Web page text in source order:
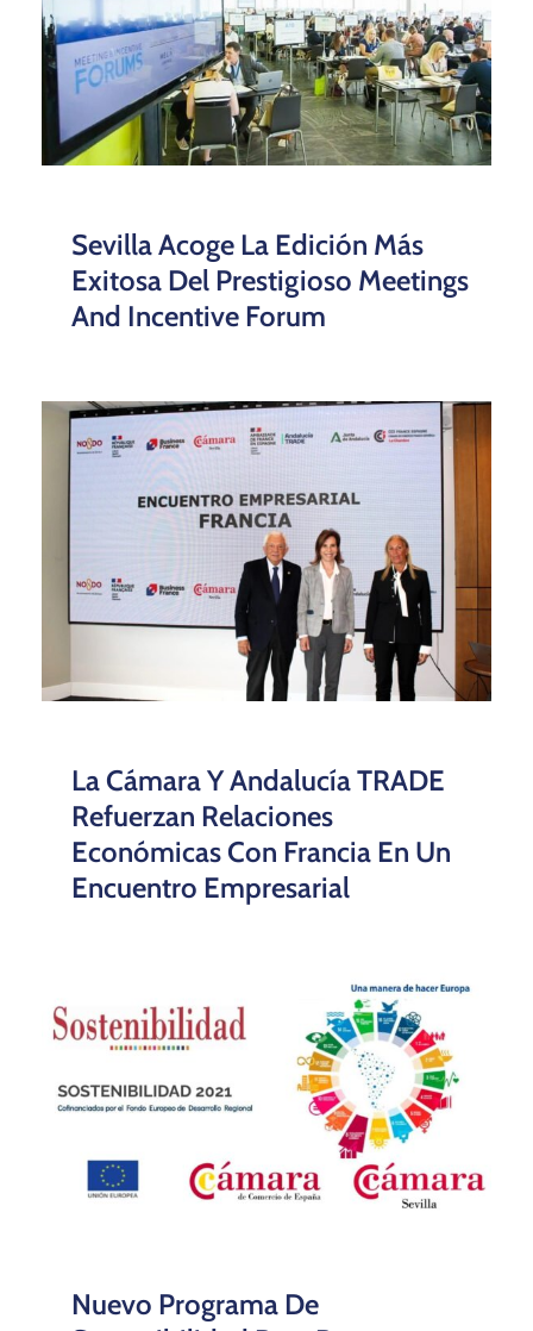
Sevilla Acoge La Edición Más
Exitosa Del Prestigioso Meetings
And Incentive Forum
La Cámara Y Andalucía TRADE
Refuerzan Relaciones
Económicas Con Francia En Un
Encuentro Empresarial
Nuevo Programa De